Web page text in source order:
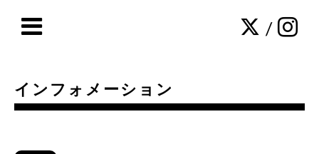
/
インフォメーション